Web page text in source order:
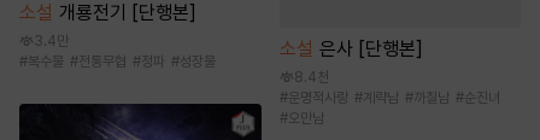
소설 개룡전기 [단행본]
3.4만
#복수물 #전통무협 #정파 #성장물
소설 은사 [단행본]
8.4천
#운명적사랑 #계략남 #까칠남 #순진녀
#오만남